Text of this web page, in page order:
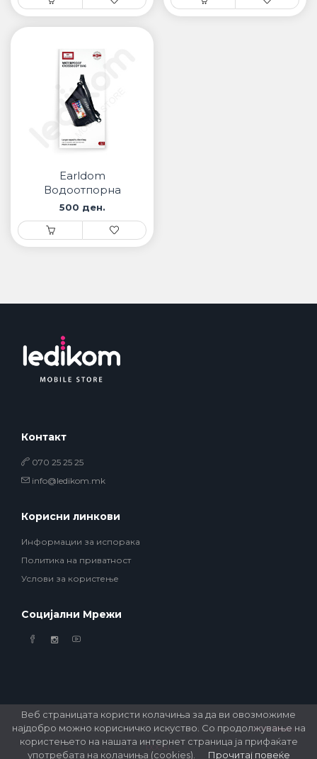
Earldom
Водоотпорна
торбичка
500 ден.
Веб страницата користи колачиња за да ви овозможиме
најдобро можно корисничко искуство. Со продолжување на
користењето на нашата интернет страница ја прифаќате
употребата на колачиња (cookies).
Прочитај повеќе
Контакт
070 25 25 25
info@ledikom.mk
Корисни линкови
Информации за испорака
Политика на приватност
Услови за користење
Социјални Мрежи
© 2026 Ledikom Mobile Store. All Rights Reserved. Developed byGSM Media
DOOEL